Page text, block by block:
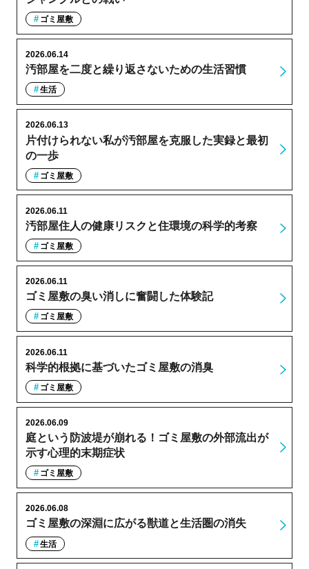
ゴミ屋敷
汚部屋を二度と繰り返さないための生活習慣
2026.06.14
生活
片付けられない私が汚部屋を克服した実録と最初
の一歩
2026.06.13
ゴミ屋敷
汚部屋住人の健康リスクと住環境の科学的考察
2026.06.11
ゴミ屋敷
ゴミ屋敷の臭い消しに奮闘した体験記
2026.06.11
ゴミ屋敷
科学的根拠に基づいたゴミ屋敷の消臭
2026.06.11
ゴミ屋敷
庭という防波堤が崩れる！ゴミ屋敷の外部流出が
示す心理的末期症状
2026.06.09
ゴミ屋敷
ゴミ屋敷の深淵に広がる獣道と生活圏の消失
2026.06.08
生活